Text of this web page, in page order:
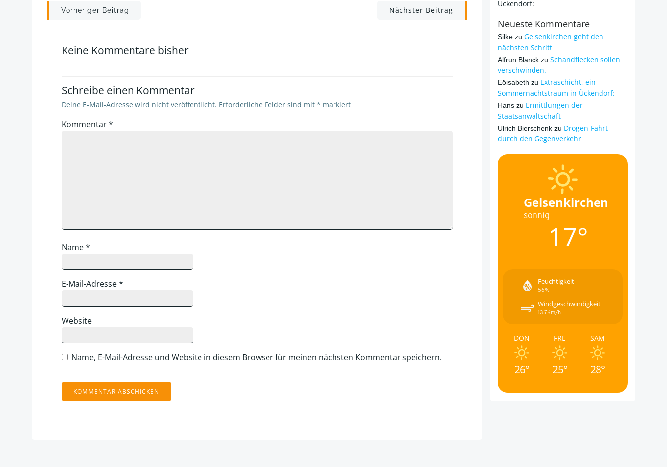
Post
Vorheriger Beitrag Nächster Beitrag
Keine Kommentare bisher
Schreibe einen Kommentar
Deine E-Mail-Adresse wird nicht veröffentlicht. Erforderliche Felder sind mit * markiert
Kommentar*
Name*
E-Mail-Adresse*
Website
Name, E-Mail-Adresse und Website in diesem Browser für meinen nächsten Kommentar speichern.
Ückendorf:
Neueste Kommentare
Silke zu Gelsenkirchen geht den
nächsten Schritt
Alfrun Blanck zu Schandflecken sollen
verschwinden.
Eöisabeth zu Extraschicht, ein
Sommernachtstraum in Ückendorf:
Hans zu Ermittlungen der
Staatsanwaltschaft
Ulrich Bierschenk zu Drogen-Fahrt
durch den Gegenverkehr
Gelsenkirchen
sonnig
17°
Feuchtigkeit
56%
Windgeschwindigkeit
13.7Km/h
DON
26°
FRE
25°
SAM
28°